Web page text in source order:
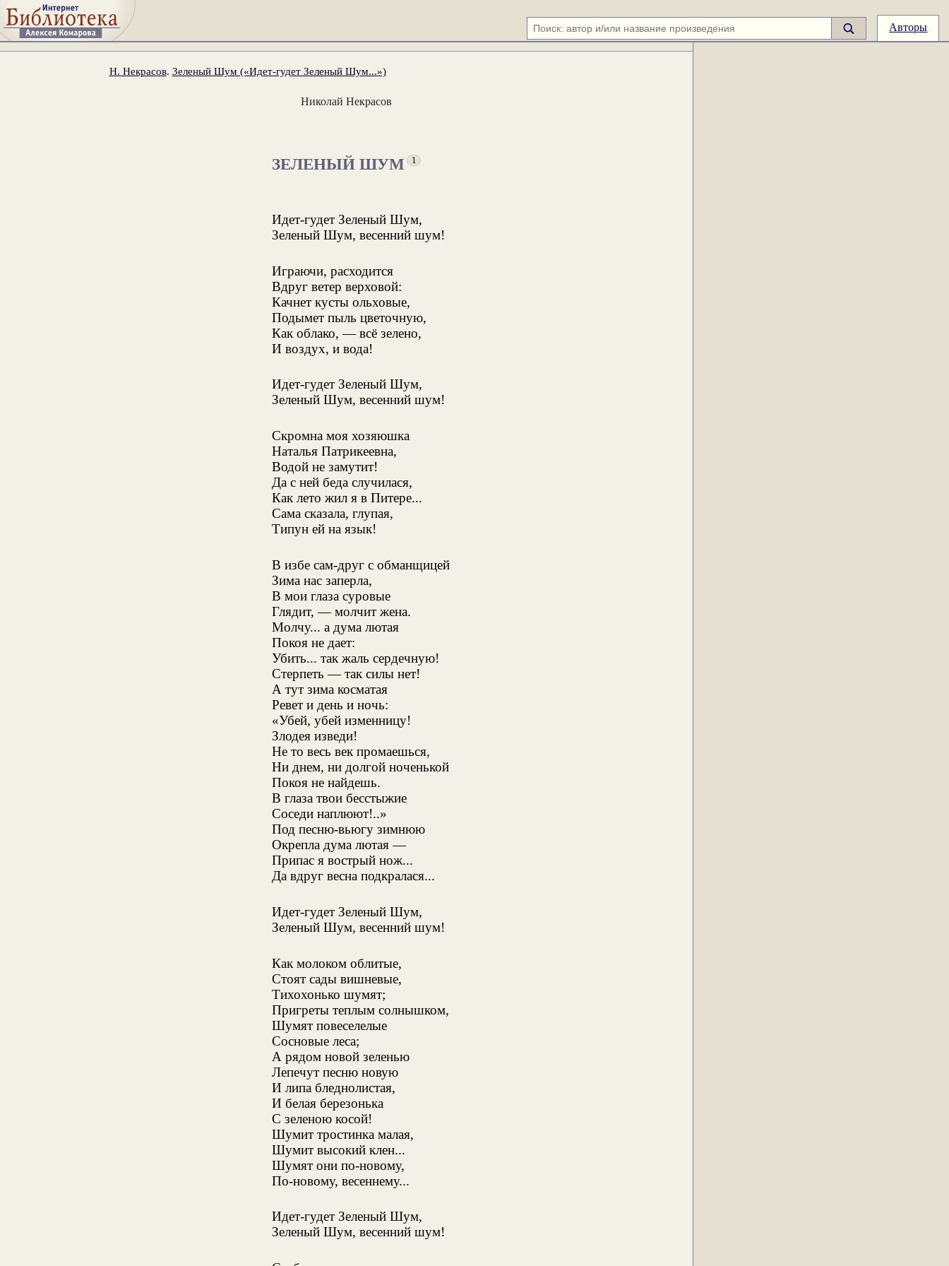
Авторы
Н. Некрасов. Зеленый Шум («Идет-гудет Зеленый Шум...»)
Николай Некрасов
ЗЕЛЕНЫЙ ШУМ 1
Идет-гудет Зеленый Шум,
Зеленый Шум, весенний шум!
Играючи, расходится
Вдруг ветер верховой:
Качнет кусты ольховые,
Подымет пыль цветочную,
Как облако, — всё зелено,
И воздух, и вода!
Идет-гудет Зеленый Шум,
Зеленый Шум, весенний шум!
Скромна моя хозяюшка
Наталья Патрикеевна,
Водой не замутит!
Да с ней беда случилася,
Как лето жил я в Питере...
Сама сказала, глупая,
Типун ей на язык!
В избе сам-друг с обманщицей
Зима нас заперла,
В мои глаза суровые
Глядит, — молчит жена.
Молчу... а дума лютая
Покоя не дает:
Убить... так жаль сердечную!
Стерпеть — так силы нет!
А тут зима косматая
Ревет и день и ночь:
«Убей, убей изменницу!
Злодея изведи!
Не то весь век промаешься,
Ни днем, ни долгой ноченькой
Покоя не найдешь.
В глаза твои бесстыжие
Соседи наплюют!..»
Под песню-вьюгу зимнюю
Окрепла дума лютая —
Припас я вострый нож...
Да вдруг весна подкралася...
Идет-гудет Зеленый Шум,
Зеленый Шум, весенний шум!
Как молоком облитые,
Стоят сады вишневые,
Тихохонько шумят;
Пригреты теплым солнышком,
Шумят повеселелые
Сосновые леса;
А рядом новой зеленью
Лепечут песню новую
И липа бледнолистая,
И белая березонька
С зеленою косой!
Шумит тростинка малая,
Шумит высокий клен...
Шумят они по-новому,
По-новому, весеннему...
Идет-гудет Зеленый Шум,
Зеленый Шум, весенний шум!